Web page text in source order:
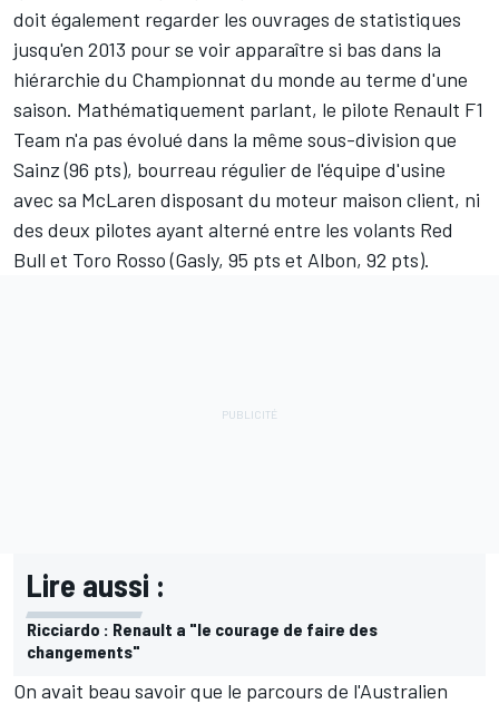
doit également regarder les ouvrages de statistiques
jusqu'en 2013 pour se voir apparaître si bas dans la
hiérarchie du Championnat du monde au terme d'une
saison. Mathématiquement parlant, le pilote Renault F1
Team n'a pas évolué dans la même sous-division que
Sainz (96 pts), bourreau régulier de l'équipe d'usine
avec sa McLaren disposant du moteur maison client, ni
des deux pilotes ayant alterné entre les volants Red
Bull et Toro Rosso (Gasly, 95 pts et Albon, 92 pts).
Lire aussi :
Ricciardo : Renault a "le courage de faire des
changements"
On avait beau savoir que le parcours de l'Australien